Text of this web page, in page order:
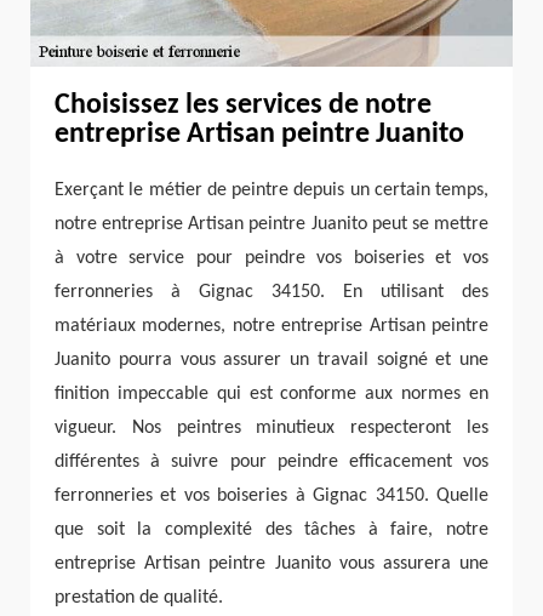
Choisissez les services de notre
entreprise Artisan peintre Juanito
Exerçant le métier de peintre depuis un certain temps,
notre entreprise Artisan peintre Juanito peut se mettre
à votre service pour peindre vos boiseries et vos
ferronneries à Gignac 34150. En utilisant des
matériaux modernes, notre entreprise Artisan peintre
Juanito pourra vous assurer un travail soigné et une
finition impeccable qui est conforme aux normes en
vigueur. Nos peintres minutieux respecteront les
différentes à suivre pour peindre efficacement vos
ferronneries et vos boiseries à Gignac 34150. Quelle
que soit la complexité des tâches à faire, notre
entreprise Artisan peintre Juanito vous assurera une
prestation de qualité.